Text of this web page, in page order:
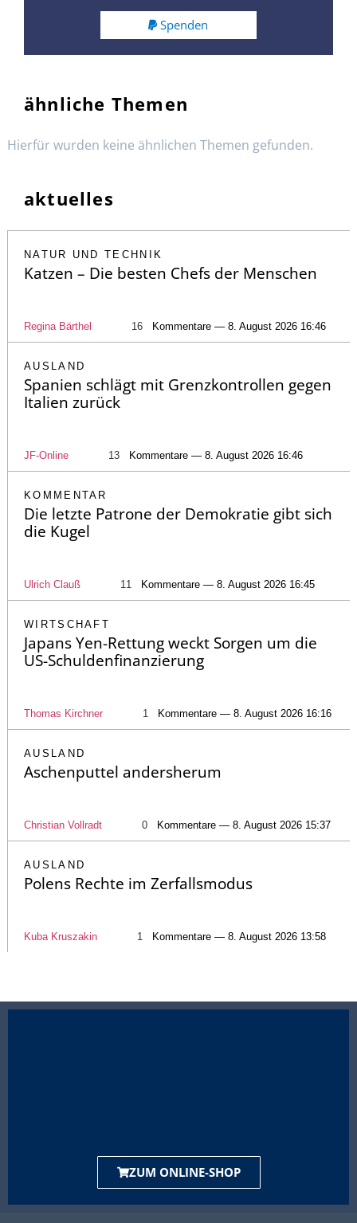
Spenden
ähnliche Themen
Hierfür wurden keine ähnlichen Themen gefunden.
aktuelles
NATUR UND TECHNIK
Katzen – Die besten Chefs der Menschen
Regina Bärthel 16 Kommentare — 8. August 2026 16:46
AUSLAND
Spanien schlägt mit Grenzkontrollen gegen
Italien zurück
JF-Online 13 Kommentare — 8. August 2026 16:46
KOMMENTAR
Die letzte Patrone der Demokratie gibt sich
die Kugel
Ulrich Clauß 11 Kommentare — 8. August 2026 16:45
WIRTSCHAFT
Japans Yen-Rettung weckt Sorgen um die
US-Schuldenfinanzierung
Thomas Kirchner 1 Kommentare — 8. August 2026 16:16
AUSLAND
Aschenputtel andersherum
Christian Vollradt 0 Kommentare — 8. August 2026 15:37
AUSLAND
Polens Rechte im Zerfallsmodus
Kuba Kruszakin 1 Kommentare — 8. August 2026 13:58
ZUM ONLINE-SHOP